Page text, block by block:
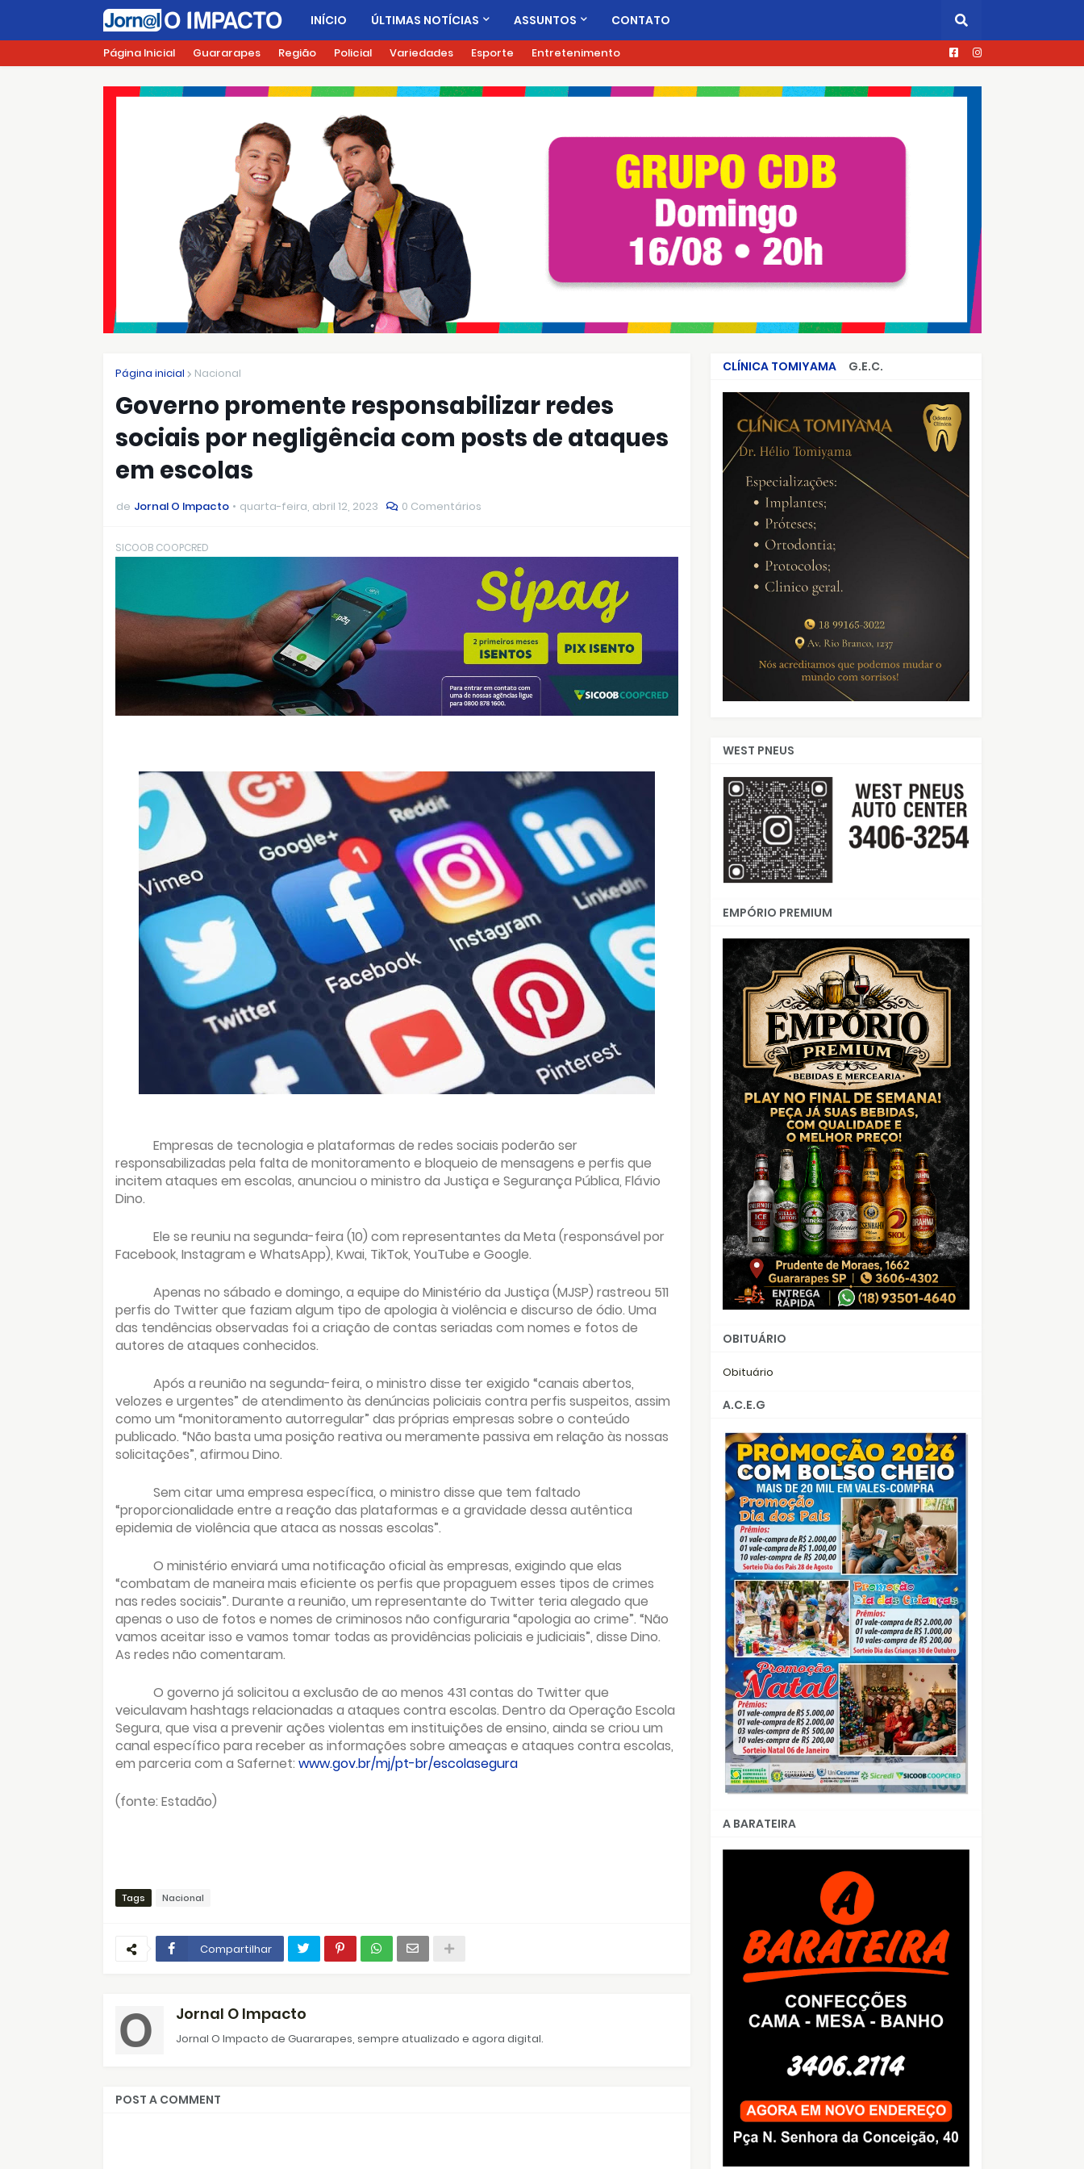
INÍCIO ÚLTIMAS NOTÍCIAS ASSUNTOS CONTATO
Página Inicial Guararapes Região Policial Variedades Esporte Entretenimento
Página inicial Nacional
Governo promente responsabilizar redes
sociais por negligência com posts de ataques
em escolas
de Jornal O Impacto quarta-feira, abril 12, 2023 0 Comentários
SICOOB COOPCRED
Empresas de tecnologia e plataformas de redes sociais poderão ser
responsabilizadas pela falta de monitoramento e bloqueio de mensagens e perfis que
incitem ataques em escolas, anunciou o ministro da Justiça e Segurança Pública, Flávio
Dino.
Ele se reuniu na segunda-feira (10) com representantes da Meta (responsável por
Facebook, Instagram e WhatsApp), Kwai, TikTok, YouTube e Google.
Apenas no sábado e domingo, a equipe do Ministério da Justiça (MJSP) rastreou 511
perfis do Twitter que faziam algum tipo de apologia à violência e discurso de ódio. Uma
das tendências observadas foi a criação de contas seriadas com nomes e fotos de
autores de ataques conhecidos.
Após a reunião na segunda-feira, o ministro disse ter exigido “canais abertos,
velozes e urgentes” de atendimento às denúncias policiais contra perfis suspeitos, assim
como um “monitoramento autorregular” das próprias empresas sobre o conteúdo
publicado. “Não basta uma posição reativa ou meramente passiva em relação às nossas
solicitações”, afirmou Dino.
Sem citar uma empresa específica, o ministro disse que tem faltado
“proporcionalidade entre a reação das plataformas e a gravidade dessa autêntica
epidemia de violência que ataca as nossas escolas”.
O ministério enviará uma notificação oficial às empresas, exigindo que elas
“combatam de maneira mais eficiente os perfis que propaguem esses tipos de crimes
nas redes sociais”. Durante a reunião, um representante do Twitter teria alegado que
apenas o uso de fotos e nomes de criminosos não configuraria “apologia ao crime”. “Não
vamos aceitar isso e vamos tomar todas as providências policiais e judiciais”, disse Dino.
As redes não comentaram.
O governo já solicitou a exclusão de ao menos 431 contas do Twitter que
veiculavam hashtags relacionadas a ataques contra escolas. Dentro da Operação Escola
Segura, que visa a prevenir ações violentas em instituições de ensino, ainda se criou um
canal específico para receber as informações sobre ameaças e ataques contra escolas,
em parceria com a Safernet: www.gov.br/mj/pt-br/escolasegura
(fonte: Estadão)
Tags Nacional
Compartilhar
Jornal O Impacto
Jornal O Impacto de Guararapes, sempre atualizado e agora digital.
POST A COMMENT
CLÍNICA TOMIYAMA
G.E.C.
CRIMES QUE ABALARAM O BRASIL
WEST PNEUS
EMPÓRIO PREMIUM
OBITUÁRIO
Obituário
A.C.E.G
A BARATEIRA